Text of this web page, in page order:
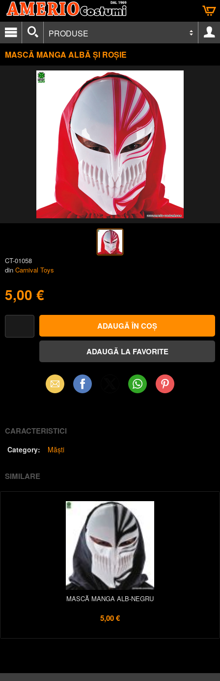
PRODUSE
MASCĂ MANGA ALBĂ ȘI ROȘIE
CT-01058
din Carnival Toys
5,00 €
Email Facebook WhatsAppPinterest
CARACTERISTICI
Category: Măști
SIMILARE
MASCĂ MANGA ALB-NEGRU
5,00 €